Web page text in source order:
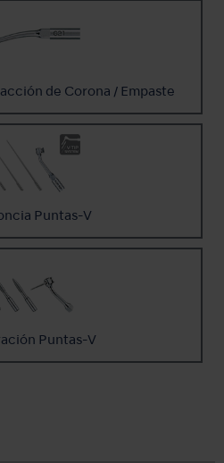
de Corona / Empaste
Puntas-V
Puntas-V